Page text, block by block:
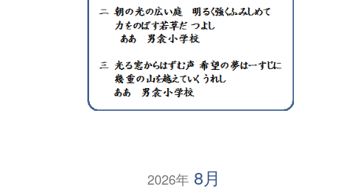
2026年8月